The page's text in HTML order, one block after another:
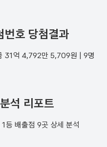
호 당첨결과
31억 4,792만 5,709원 | 9명
석 리포트
등 배출점 9곳 상세 분석